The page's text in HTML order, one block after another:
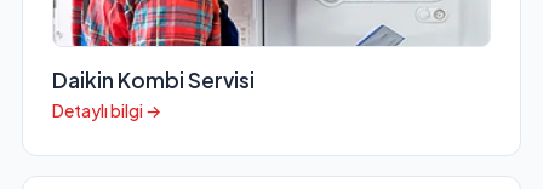
Daikin Kombi Servisi
Detaylı bilgi →